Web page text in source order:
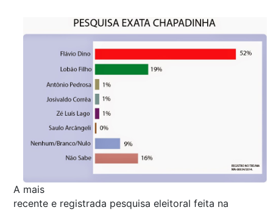
A mais
recente e registrada pesquisa eleitoral feita na